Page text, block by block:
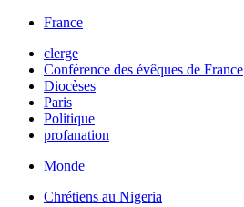
France
clerge
Conférence des évêques de France
Diocèses
Paris
Politique
profanation
Monde
Chrétiens au Nigeria